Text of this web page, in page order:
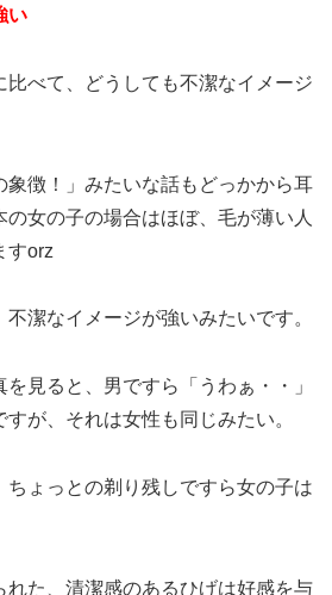
い
比べて、どうしても不潔なイメージ
象徴！」みたいな話もどっかから耳
女の子の場合はほぼ、毛が薄い人
すorz
潔なイメージが強いみたいです。
見ると、男ですら「うわぁ・・」
が、それは女性も同じみたい。
ちょっとの剃り残しですら女の子は
れた、清潔感のあるひげは好感を与